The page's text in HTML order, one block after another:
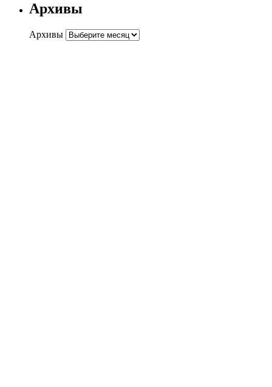
Архивы
Архивы